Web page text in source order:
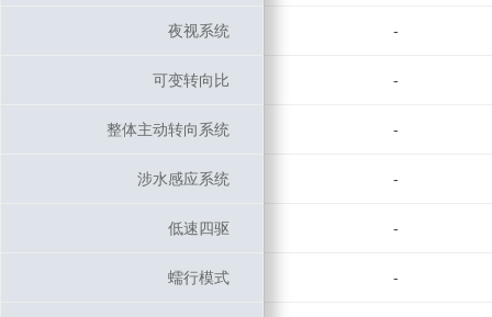
夜视系统 -
可变转向比 -
整体主动转向系统 -
涉水感应系统 -
低速四驱 -
蠕行模式 -
夜视系统
可变转向比
整体主动转向系统
涉水感应系统
低速四驱
蠕行模式